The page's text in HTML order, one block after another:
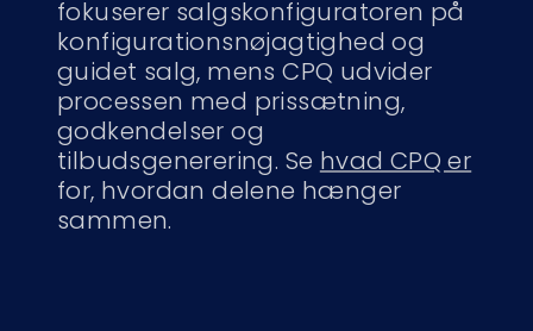
fokuserer salgskonfiguratoren på
konfigurationsnøjagtighed og
guidet salg, mens CPQ udvider
processen med prissætning,
godkendelser og
tilbudsgenerering. Se hvad CPQ er
for, hvordan delene hænger
sammen.